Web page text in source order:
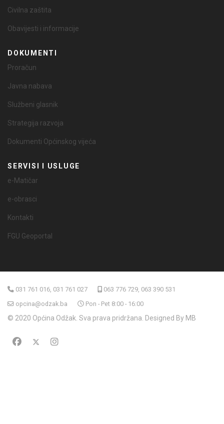
Civilna zaštita
Obavijesti i informacije
DOKUMENTI
Proračun
Javna nabava
Službeni glasnik
Strategija razvoja
Dokumenti Općinskog vijeća
SERVISI I USLUGE
e-Matičar
e-obrasci
Kontakti
FGU Geoportal
031 761 016, 031 761 027
063 776 729, 063 390 531
opcina@odzak.ba
Pon - Pet 8:00 - 16:00
© 2020 Općina Odžak. Sva prava pridržana. Designed By MB